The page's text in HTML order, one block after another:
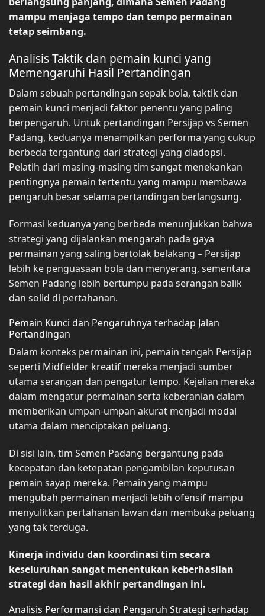
mampu menjaga tempo dan tempo permainan
tetap seimbang.
Analisis Taktik dan pemain kunci yang
Memengaruhi Hasil Pertandingan
Dalam sebuah pertandingan sepak bola, taktik dan
pemain kunci menjadi faktor penentu yang paling
berpengaruh. Untuk pertandingan Persijap vs Semen
Padang, keduanya menampilkan performa yang cukup
berbeda tergantung dari strategi yang diadopsi.
Pelatih dari masing-masing tim sangat menekankan
pentingnya pemain tertentu yang mampu membawa
pengaruh besar selama pertandingan berlangsung.
Formasi keduanya yang berbeda menunjukkan bahwa
strategi yang dijalankan mengarah pada gaya
permainan yang saling bertolak belakang – Persijap
lebih ke penguasaan bola dan menyerang, sementara
Semen Padang lebih bertumpu pada serangan balik
dan solid di pertahanan.
Pemain Kunci dan Pengaruhnya terhadap Jalan
Pertandingan
Dalam konteks permainan ini, pemain tengah Persijap
seperti Midfielder kreatif mereka menjadi sumber
utama serangan dan pengatur tempo. Kejelian mereka
dalam mengatur permainan serta keberanian dalam
memberikan umpan-umpan akurat menjadi modal
utama dalam menciptakan peluang.
Di sisi lain, tim Semen Padang bergantung pada
kecepatan dan ketepatan pengambilan keputusan
pemain sayap mereka. Pemain yang mampu
mengubah permainan menjadi lebih ofensif mampu
menyulitkan pertahanan lawan dan membuka peluang
yang tak terduga.
Kinerja individu dan koordinasi tim secara
keseluruhan sangat menentukan keberhasilan
strategi dan hasil akhir pertandingan ini.
Analisis Performansi dan Pengaruh Strategi terhadap